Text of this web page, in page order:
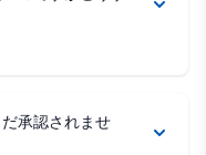
承認されませ